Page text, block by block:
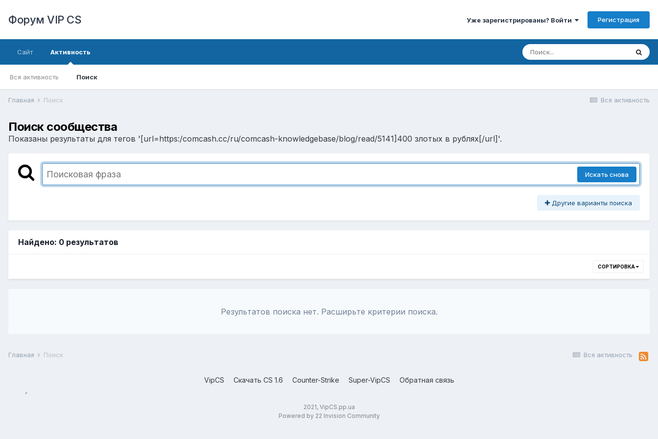
Форум VIP CS Уже зарегистрированы? Войти Регистрация
Сайт Активность
Вся активность Поиск
Вся активность
Главная Поиск
Поиск сообщества
Показаны результаты для тегов '[url=https:/comcash.cc/ru/comcash-knowledgebase/blog/read/5141]400 злотых в рублях[/url]'.
Искать снова
Другие варианты поиска
Найдено: 0 результатов
СОРТИРОВКА
Результатов поиска нет. Расширьте критерии поиска.
Вся активность
Главная Поиск
VipCS Скачать CS 1.6 Counter-Strike Super-VipCS Обратная связь
2021, VipCS.pp.ua
Powered by 22 Invision Community